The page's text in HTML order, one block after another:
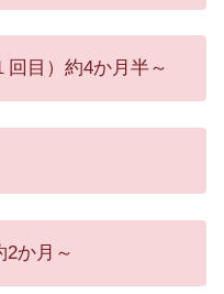
回目）約4か月半～
2か月～